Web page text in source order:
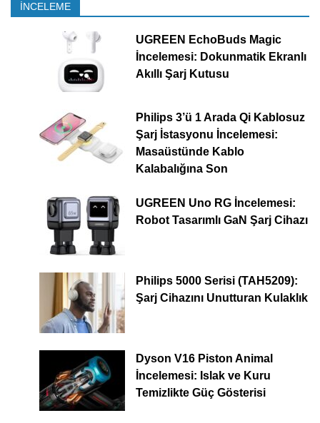
İNCELEME
UGREEN EchoBuds Magic
İncelemesi: Dokunmatik Ekranlı
Akıllı Şarj Kutusu
Philips 3’ü 1 Arada Qi Kablosuz
Şarj İstasyonu İncelemesi:
Masaüstünde Kablo
Kalabalığına Son
UGREEN Uno RG İncelemesi:
Robot Tasarımlı GaN Şarj Cihazı
Philips 5000 Serisi (TAH5209):
Şarj Cihazını Unutturan Kulaklık
Dyson V16 Piston Animal
İncelemesi: Islak ve Kuru
Temizlikte Güç Gösterisi